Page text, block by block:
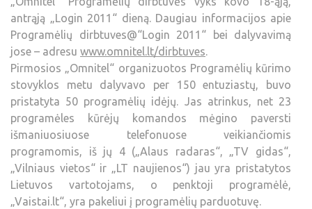
antrąją „Login 2011“ dieną. Daugiau informacijos apie
Programėlių dirbtuves@“Login 2011“ bei dalyvavimą
jose – adresu www.omnitel.lt/dirbtuves.
Pirmosios „Omnitel“ organizuotos Programėlių kūrimo
stovyklos metu dalyvavo per 150 entuziastų, buvo
pristatyta 50 programėlių idėjų. Jas atrinkus, net 23
programėles kūrėjų komandos mėgino paversti
išmaniuosiuose telefonuose veikiančiomis
programomis, iš jų 4 („Alaus radaras“, „TV gidas“,
„Vilniaus vietos“ ir „LT naujienos“) jau yra pristatytos
Lietuvos vartotojams, o penktoji programėlė,
„Vaistai.lt“, yra pakeliui į programėlių parduotuvę.